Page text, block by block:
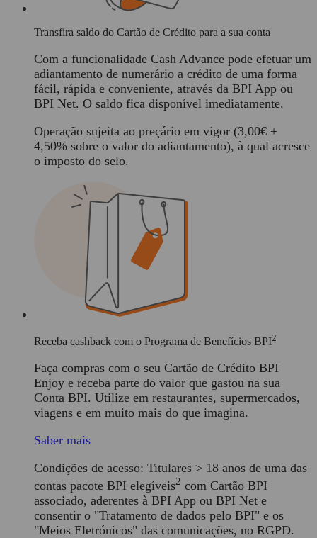
Transfira saldo do Cartão de Crédito para a sua conta
Com a funcionalidade Cash Advance pode efetuar um
adiantamento de numerário a crédito de uma forma
fácil, rápida e conveniente, através da BPI App ou
BPI Net. O saldo fica disponível imediatamente.
Operação sujeita ao preçário em vigor (3,00€ +
4,50% sobre o valor do adiantamento), à qual acresce
o imposto do selo.
Receba cashback com o Programa de Benefícios BPI2
Faça compras com o seu Cartão de Crédito BPI
Enjoy e receba parte do valor que gastou na sua
Conta BPI. Utilize em restaurantes, supermercados,
viagens e em muito mais do que imagina.
Saber mais
Condições de acesso: Titulares > 18 anos de uma das
contas pacote BPI elegíveis2 com Cartão BPI
associado, aderentes à BPI App ou BPI Net e
consentir o "Tratamento de dados pelo BPI" e os
"Meios Eletrónicos" das comunicações, no RGPD.